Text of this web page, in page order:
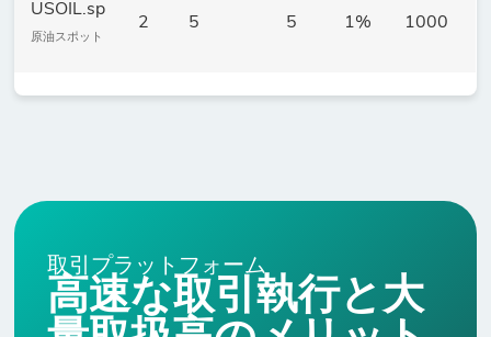
USOIL.sp
原油スポット
2 5 5 1% 1000
取引プラットフォーム
高速な取引執行と大